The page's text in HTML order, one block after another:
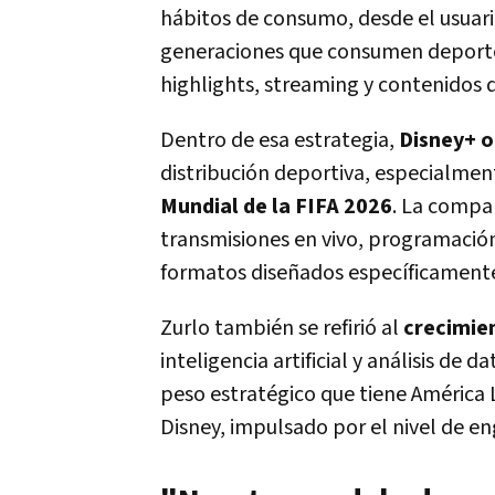
hábitos de consumo, desde el
generaciones que consumen
highlights, streaming y contenidos
Dentro de esa estrategia, Disney+
distribución deportiva,
Mundial de la FIFA 2026. La
transmisiones en vivo,
formatos diseñados
Zurlo también se refirió al
inteligencia artificial y análisis de
peso estratégico que tiene
Disney, impulsado por el nivel de